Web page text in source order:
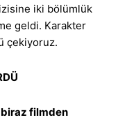
iki bölümlük
geldi. Karakter
çekiyoruz.
biraz filmden